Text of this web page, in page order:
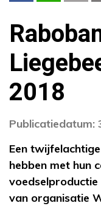
2018
Publicatiedatum:
Een
hebben met hun
van organisatie